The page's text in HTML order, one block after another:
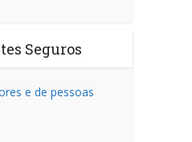
Seguros
e de pessoas